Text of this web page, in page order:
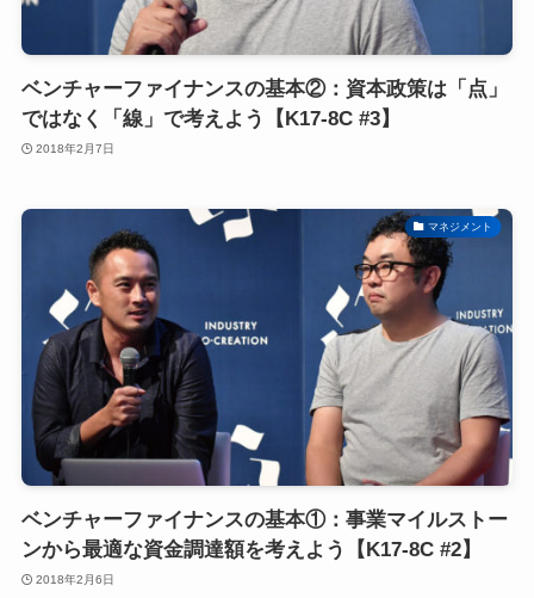
ベンチャーファイナンスの基本②：資本政策は「点」
ではなく「線」で考えよう【K17-8C #3】
2018年2月7日
マネジメント
ベンチャーファイナンスの基本①：事業マイルストー
ンから最適な資金調達額を考えよう【K17-8C #2】
2018年2月6日